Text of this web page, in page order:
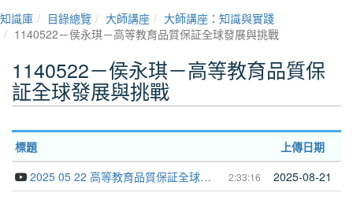
知識庫 目錄總覽 大師講座
大師講座：知識與實踐
1140522－侯永琪－高等教育品質保証全球發展與挑戰
1140522－侯永琪－高等教育品質保
証全球發展與挑戰
標題 上傳日期
2:33:16
2025 05 22 高等教育品質保証全球發展與挑戰 侯永琪 2025-08-21